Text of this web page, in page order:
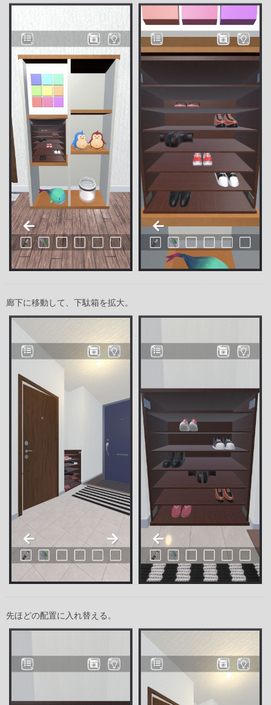
廊下に移動して、下駄箱を拡大。
先ほどの配置に入れ替える。